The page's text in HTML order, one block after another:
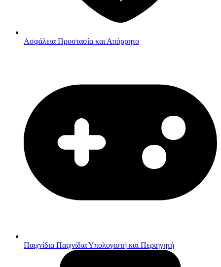
Ασφάλεια Προστασία και Απόρρητο
Παιχνίδια Παιχνίδια Υπολογιστή και Περιηγητή